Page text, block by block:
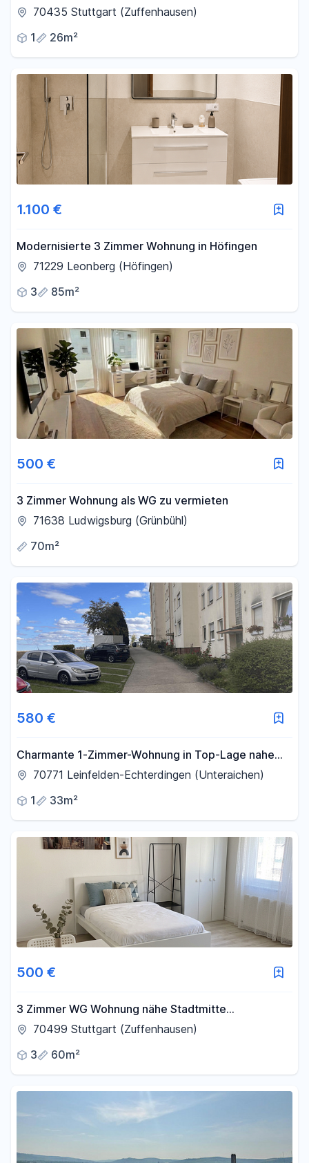
70435 Stuttgart (Zuffenhausen)
1
26m²
1.100 €
Modernisierte 3 Zimmer Wohnung in Höfingen
71229 Leonberg (Höfingen)
3
85m²
500 €
3 Zimmer Wohnung als WG zu vermieten
71638 Ludwigsburg (Grünbühl)
70m²
580 €
Charmante 1-Zimmer-Wohnung in Top-Lage nahe
Flughafen Stuttgart
70771 Leinfelden-Echterdingen (Unteraichen)
1
33m²
500 €
3 Zimmer WG Wohnung nähe Stadtmitte
Zuffenhausen
70499 Stuttgart (Zuffenhausen)
3
60m²